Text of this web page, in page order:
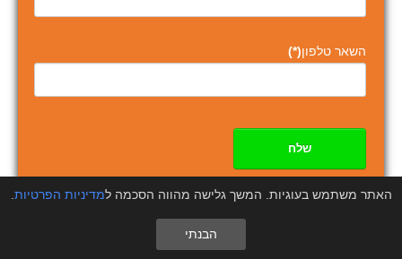
השאר טלפון(*)
שלח
האתר משתמש בעוגיות. המשך גלישה מהווה הסכמה למדיניות הפרטיות
הבנתי